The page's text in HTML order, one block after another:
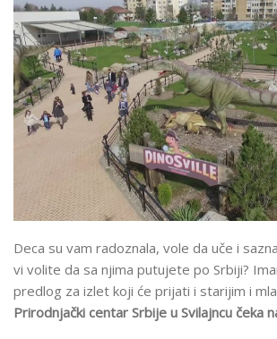
Deca su vam radoznala, vole da uče i
vi volite da sa njima putujete po Srbiji?
predlog za izlet koji će prijati i starijim i
Prirodnjački centar Srbije u Svilajncu čeka